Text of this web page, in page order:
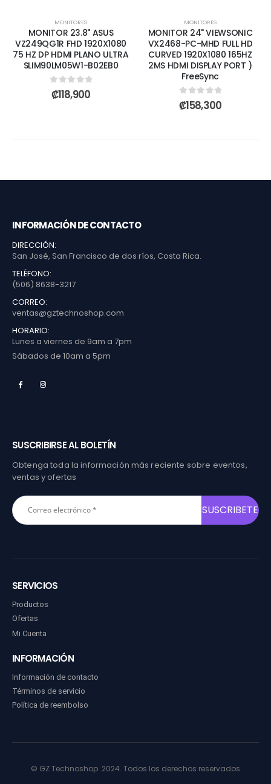
MONITORES
MONITOR 23.8" ASUS
VZ249QG1R FHD 1920X1080
75 HZ DP HDMI PLANO ULTRA
SLIM90LM05W1-B02EB0
0out of 5
₡118,900
MONITORES
MONITOR 24" VIEWSONIC
VX2468-PC-MHD FULL HD
CURVED 1920X1080 165HZ
2MS HDMI DISPLAY PORT )
FreeSync
0out of 5
₡158,300
INFORMACIÓN DE CONTACTO
DIRECCIÓN:
San José, San Francisco de dos ríos, Costa Rica.
TELÉFONO:
(506) 8638-3217
CORREO:
ventas@gztechnoshop.com
HORARIO:
Lunes a viernes de 9am a 7pm
Sábados de 10am a 5pm
SUSCRIBIRSE AL BOLETÍN
Obtenga toda la información más reciente sobre eventos,
ventas y ofertas
SERVICIOS
Productos
Ofertas
Mi Cuenta
INFORMACIÓN
Información de contacto
Términos de servicio
Política de reembolso
© GZ Technoshop. 2024. Todos los derechos reservados